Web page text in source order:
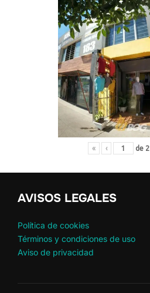
« ‹ de 2
AVISOS LEGALES
Política de cookies
Términos y condiciones de uso
Aviso de privacidad